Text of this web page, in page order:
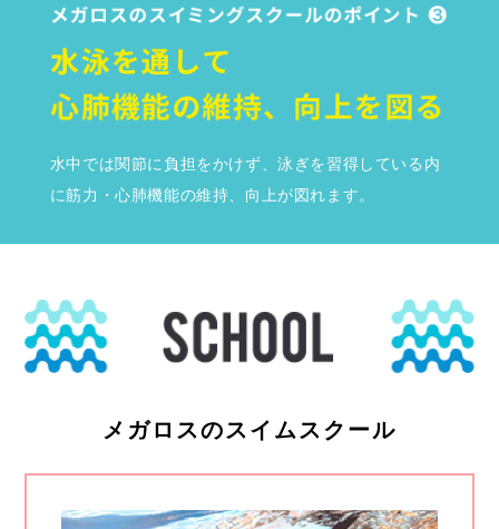
水中では関節に負担をかけず、泳ぎを習得している内
に筋力・心肺機能の維持、向上が図れます。
メガロスのスイムスクール